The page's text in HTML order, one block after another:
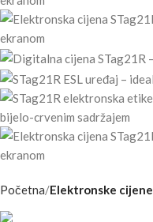
Početna Elektronske cijene